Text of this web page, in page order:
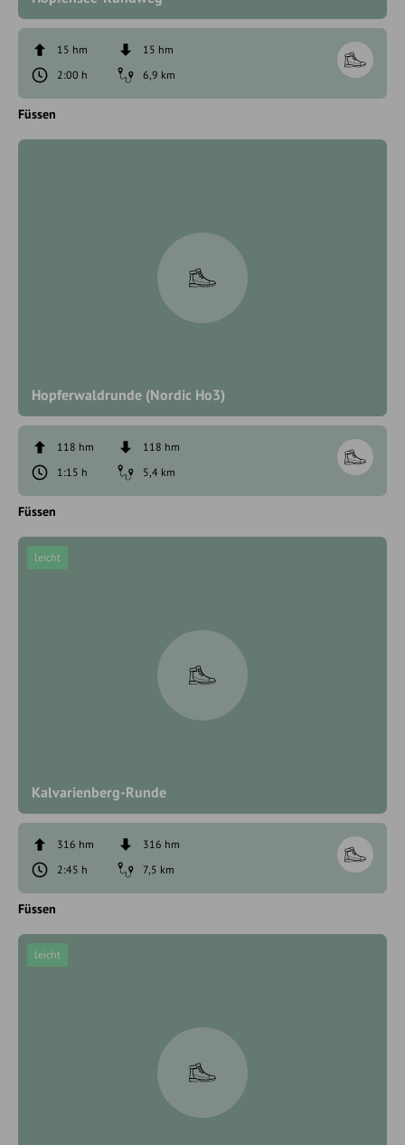
15 hm
15 hm
2:00 h
6,9 km
Füssen
Hopferwaldrunde (Nordic Ho3)
118 hm
118 hm
1:15 h
5,4 km
Füssen
Kalvarienberg-Runde
leicht
316 hm
316 hm
2:45 h
7,5 km
Füssen
leicht